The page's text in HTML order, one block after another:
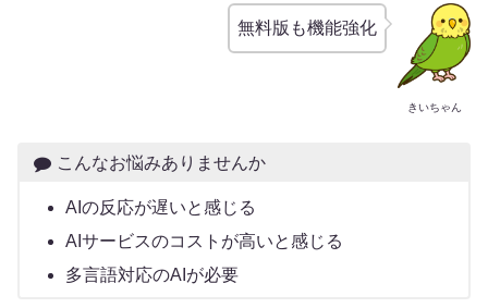
きいちゃん
無料版も機能強化
こんなお悩みありませんか
AIの反応が遅いと感じる
AIサービスのコストが高いと感じる
多言語対応のAIが必要